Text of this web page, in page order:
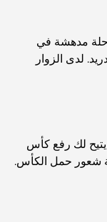
الخلابة
مدهشة في
لدى الزوار
لك رفع كأس
شعور حمل الكأس.